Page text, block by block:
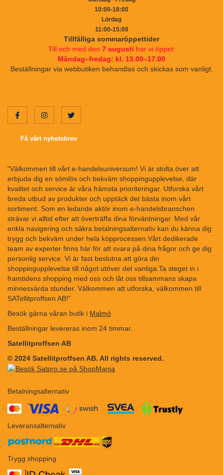
10:00-18:00
Lördag
11:00-15:00
Tillfälliga sommaröppettider
Till och med den 7 augusti har vi öppet:
Måndag–fredag: kl. 13.00–17.00
Beställningar via webbutiken behandlas och skickas som vanligt.
Få vårt nyhetsbrev
"Välkommen till vårt e-handelsuniversum! Vi är stolta över att
erbjuda dig en sömlös och bekväm shoppingupplevelse, där
kvalitet och service är våra främsta prioriteringar. Utforska vårt
breda utbud av produkter och upptäck det bästa inom vårt
sortiment. Som en ledande aktör inom e-handelsbranschen
strävar vi alltid efter att överträffa dina förväntningar. Med vår
enkla navigering och säkra betalningsalternativ kan du känna dig
trygg och bekväm under hela köpprocessen.Vårt dedikerade
team av experter finns här för att svara på dina frågor och ge dig
personlig service. Vi är fast beslutna att göra din
shoppingupplevelse till något utöver det vanliga.Ta steget in i
framtidens shopping med oss och låt oss tillsammans skapa
minnesvärda stunder. Välkommen att utforska, välkommen till
SATellitproffsen AB!"
Besök gärna våran butik i Malmö
Beställningar levereras inom 24 timmar.
Satellitproffsen AB
© 2024 Satellitproffsen AB. All rights reserved.
Betalningsalternativ
Leveransalternativ
Trygg shopping